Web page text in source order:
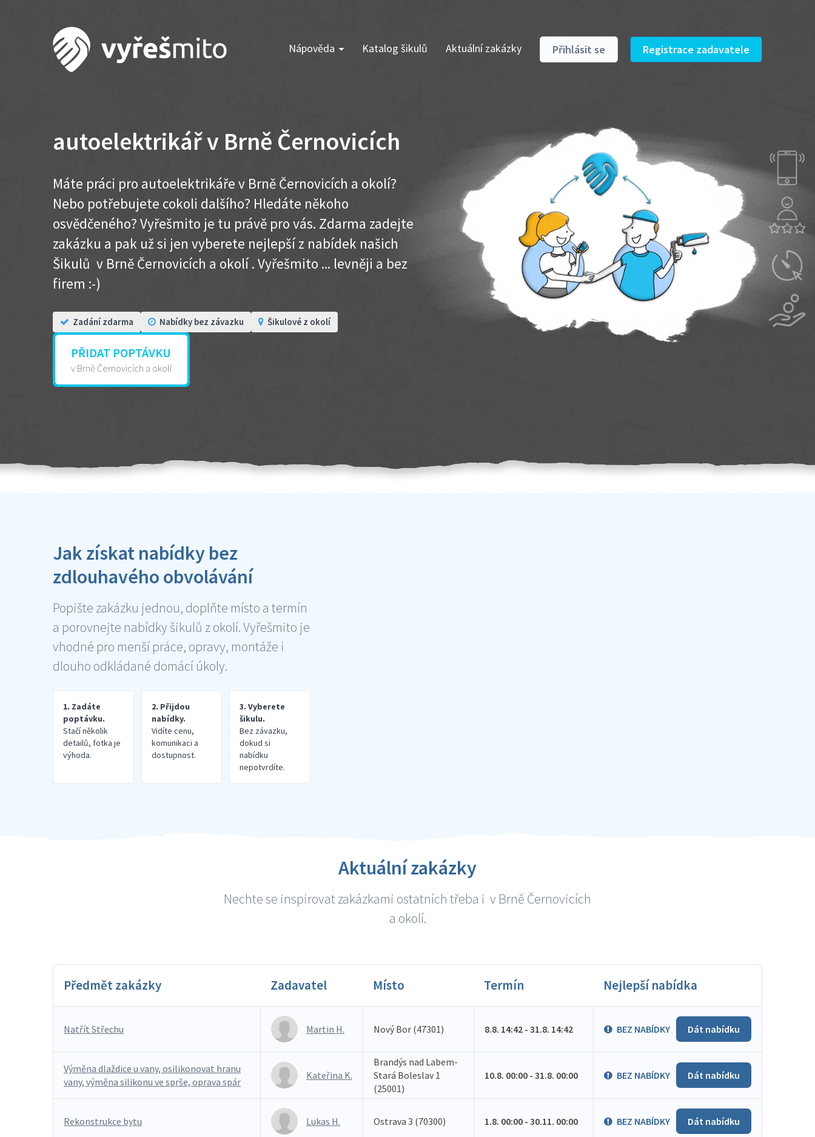
Nápověda Katalog šikulů Aktuální zakázky Přihlásit se Registrace zadavatele
autoelektrikář v Brně Černovicích
Máte práci pro autoelektrikáře v Brně Černovicích a okolí?
Nebo potřebujete cokoli dalšího? Hledáte někoho
osvědčeného? Vyřešmito je tu právě pro vás. Zdarma zadejte
zakázku a pak už si jen vyberete nejlepší z nabídek našich
Šikulů v Brně Černovicích a okolí . Vyřešmito ... levněji a bez
firem :-)
Zadání zdarma Nabídky bez závazku Šikulové z okolí
PŘIDAT POPTÁVKU
v Brně Černovicích a okolí
Jak získat nabídky bez
zdlouhavého obvolávání
Popište zakázku jednou, doplňte místo a termín
a porovnejte nabídky šikulů z okolí. Vyřešmito je
vhodné pro menší práce, opravy, montáže i
dlouho odkládané domácí úkoly.
1. Zadáte
poptávku.
Stačí několik
detailů, fotka je
výhoda.
2. Přijdou
nabídky.
Vidíte cenu,
komunikaci a
dostupnost.
3. Vyberete
šikulu.
Bez závazku,
dokud si
nabídku
nepotvrdíte.
Aktuální zakázky
Nechte se inspirovat zakázkami ostatních třeba i v Brně Černovicích
a okolí.
Předmět zakázky Zadavatel Místo Termín Nejlepší nabídka
Natřít Střechu Martin H. Nový Bor (47301) 8.8. 14:42 - 31.8. 14:42 BEZ NABÍDKY Dát nabídku
Výměna dlaždice u vany, osilikonovat hranu
vany, výměna silikonu ve sprše, oprava spár
Kateřina K.
Brandýs nad Labem-
Stará Boleslav 1
(25001)
10.8. 00:00 - 31.8. 00:00 BEZ NABÍDKY Dát nabídku
Rekonstrukce bytu Lukas H. Ostrava 3 (70300) 1.8. 00:00 - 30.11. 00:00 BEZ NABÍDKY Dát nabídku